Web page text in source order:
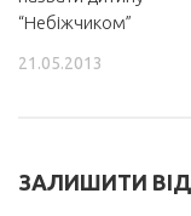
“Небіжчиком”
21.05.2013
ЗАЛИШИТИ